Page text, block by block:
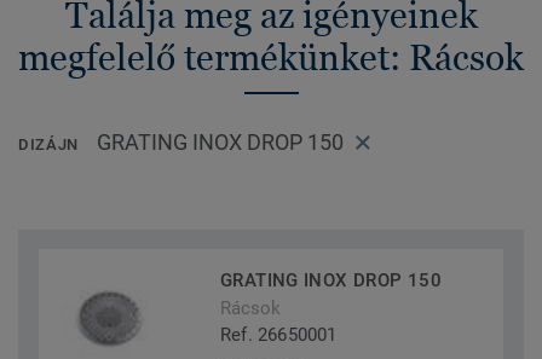
Találja meg az igényeinek
megfelelő termékünket: Rácsok
DIZÁJN GRATING INOX DROP 150
GRATING INOX DROP 150
Rácsok
Ref. 26650001